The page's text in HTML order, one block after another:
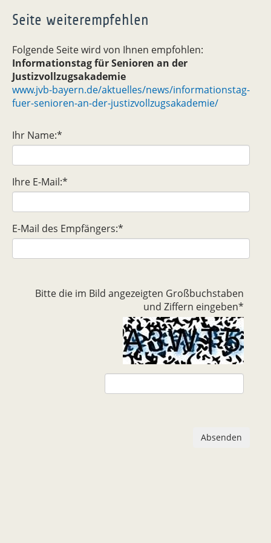
Seite weiterempfehlen
Folgende Seite wird von Ihnen empfohlen:
Informationstag für Senioren an der
Justizvollzugsakademie
www.jvb-bayern.de/aktuelles/news/informationstag-
fuer-senioren-an-der-justizvollzugsakademie/
Ihr Name:*
Ihre E-Mail:*
E-Mail des Empfängers:*
Bitte die im Bild angezeigten Großbuchstaben
und Ziffern eingeben*
Absenden